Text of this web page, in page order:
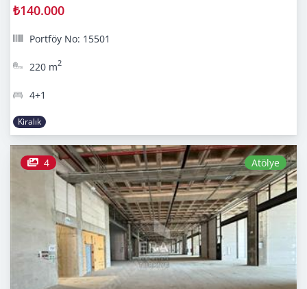
₺140.000
Portföy No: 15501
220 m2
4+1
Kiralık
4 Atölye